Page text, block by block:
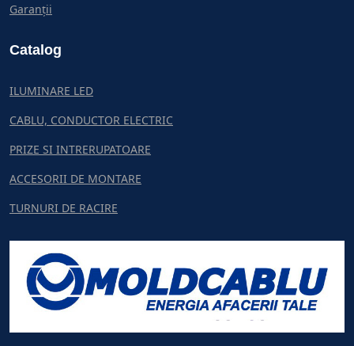
Garanții
Catalog
ILUMINARE LED
CABLU, CONDUCTOR ELECTRIC
PRIZE SI INTRERUPATOARE
ACCESORII DE MONTARE
TURNURI DE RACIRE